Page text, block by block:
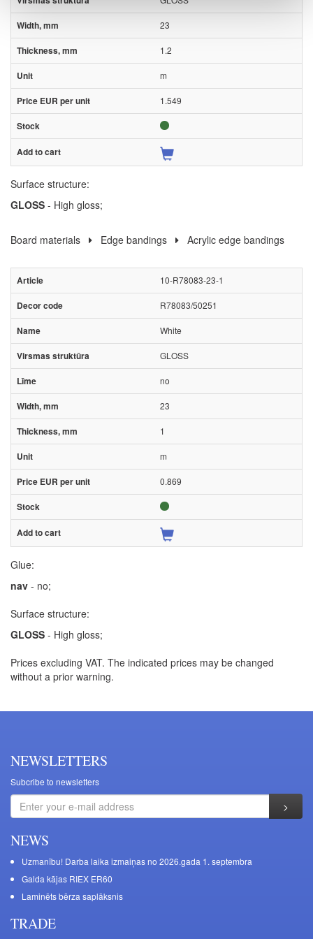
23
1.2
m
1.549
Surface structure:
GLOSS - High gloss;
Board materials Edge bandings Acrylic edge bandings
10-R78083-23-1
R78083/50251
White
GLOSS
no
23
1
m
0.869
Glue:
nav - no;
Surface structure:
GLOSS - High gloss;
Prices excluding VAT. The indicated prices may be changed
without a prior warning.
NEWSLETTERS
Subcribe to newsletters
NEWS
Uzmanību! Darba laika izmaiņas no 2026.gada 1. septembra
Galda kājas RIEX ER60
Laminēts bērza saplāksnis
TRADE